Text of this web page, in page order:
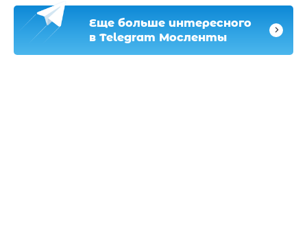
Еще больше интересного
в Telegram Мосленты